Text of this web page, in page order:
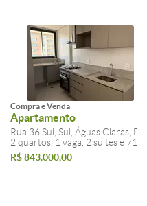
Compra e Venda
Apartamento
Rua 36 Sul, Sul, Águas Claras, DF
2 quartos, 1 vaga, 2 suites e
R$ 843.000,00